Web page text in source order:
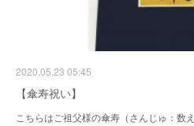
2020.05.23 05:45
【傘寿祝い】
こちらはご祖父様の傘寿（さんじゅ：数